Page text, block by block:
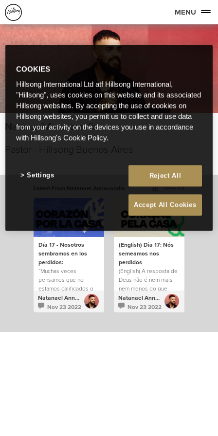
MENU
Natanael Annacondia
Pastor - Hillsong Buenos Aires
View All
Día 17 - Nosotros
sembramos en los
perdidos:
“Muchas veces
pensamos que no
estamos calificados o
que no somos las
personas correctas,
pero es hermoso saber
nos conoce mejor que
Natanael Annacondia
Nov 23 2022
(English) Dia 17: Nós
semeamos nos
perdidos
(English) A resposta de
Deus não é nem mais
nem menos do que
você mesmo. Natanael Annacondia
Nov 23 2022
COOKIES
Hillsong International Ltd atf Hillsong International,
"Hillsong", uses cookies on this website and its associated
Hillsong websites. By accepting the use of cookies on
Hillsong websites, you permit us to collect and use data
from your activity on the devices you use in accordance
with Hillsong's Cookie Policy.
Reject All
Accept All Cookies
Settings